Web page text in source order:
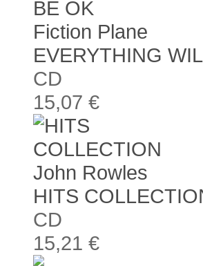
Fiction Plane
EVERYTHING
CD
15,07 €
John Rowles
HITS
CD
15,21 €